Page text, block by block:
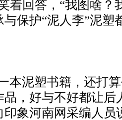
着回答，“我图啥？
保护“泥人李”泥塑
本泥塑书籍，还打
，好与不好都让后
象河南网采编人员